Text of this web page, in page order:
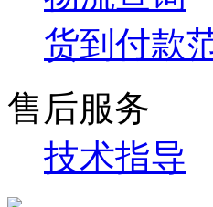
货到付款
售后服务
技术指导